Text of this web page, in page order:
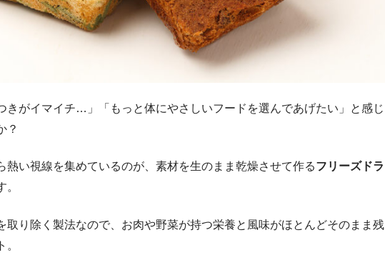
きがイマイチ…」「もっと体にやさしいフードを選んであげたい」と感じ
？
熱い視線を集めているのが、素材を生のまま乾燥させて作るフリーズドラ
。
取り除く製法なので、お肉や野菜が持つ栄養と風味がほとんどそのまま残